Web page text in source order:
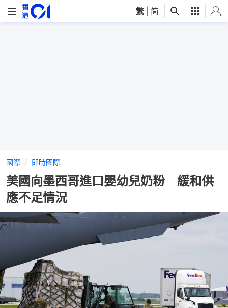
繁 简
國際 即時國際
美國向墨西哥進口嬰幼兒奶粉 緩和供
應不足情況